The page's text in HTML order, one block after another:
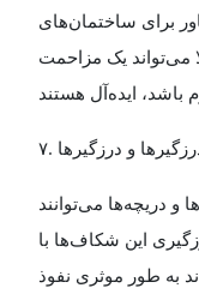
برای ساختمان‌های
می‌تواند یک مزاحمت
باشد، ایده‌آل هستند
۷. و درزگیرها
دریچه‌ها می‌توانند
این شکاف‌ها با
به طور موثری نفوذ